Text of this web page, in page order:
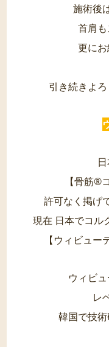
施術後
首肩
更に
引き続きよ
【骨筋®︎
許可なく掲げ
現在 日本でコル
【ウィビュー
ウィビ
レ
韓国で技